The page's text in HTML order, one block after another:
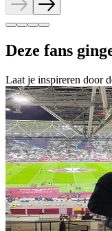
Deze fans
Laat je inspireren door